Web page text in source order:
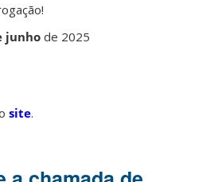
junhode 2025
site.